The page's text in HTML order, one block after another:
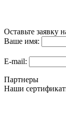
Оставьте заявку
Ваше имя:
E-mail:
Партнеры
Наши